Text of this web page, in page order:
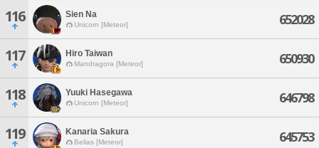
116 Sien Na
Unicorn [Meteor] 652028
117 Hiro Taiwan
Mandragora [Meteor] 650930
118 Yuuki Hasegawa
Unicorn [Meteor] 646798
119 Kanaria Sakura
Belias [Meteor] 645753